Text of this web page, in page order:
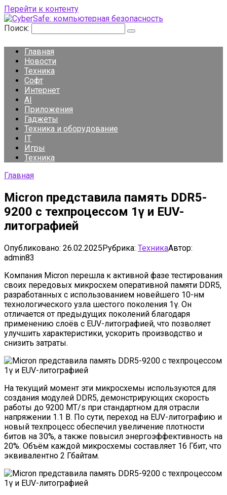
Перейти к контенту
Поиск:
Главная
Новости
Техника
Софт
Интернет
AI
Приложения
Гаджеты
Техника и оборудование
IT
Игры
Техника
Главная
Micron представила память DDR5-
9200 с техпроцессом 1γ и EUV-
литографией
Опубликовано: 26.02.2025Рубрика: ТехникаАвтор:
admin83
Компания Micron перешла к активной фазе тестирования
своих передовых микросхем оперативной памяти DDR5,
разработанных с использованием новейшего 10-нм
технологического узла шестого поколения 1γ. Он
отличается от предыдущих поколений благодаря
применению слоёв с EUV-литографией, что позволяет
улучшить характеристики, ускорить производство и
снизить затраты.
На текущий момент эти микросхемы используются для
создания модулей DDR5, демонстрирующих скорость
работы до 9200 MT/s при стандартном для отрасли
напряжении 1.1 В. По сути, переход на EUV-литографию и
новый техпроцесс обеспечил увеличение плотности
битов на 30%, а также повысил энергоэффективность на
20%. Объём каждой микросхемы составляет 16 Гбит, что
эквивалентно 2 Гбайтам.